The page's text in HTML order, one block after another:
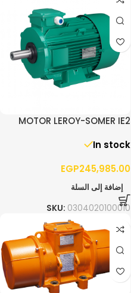
MOTOR LEROY-SOMER IE2
B3
In stock
EGP245,985.00
إضافة إلى السلة
SKU: 0304020100010